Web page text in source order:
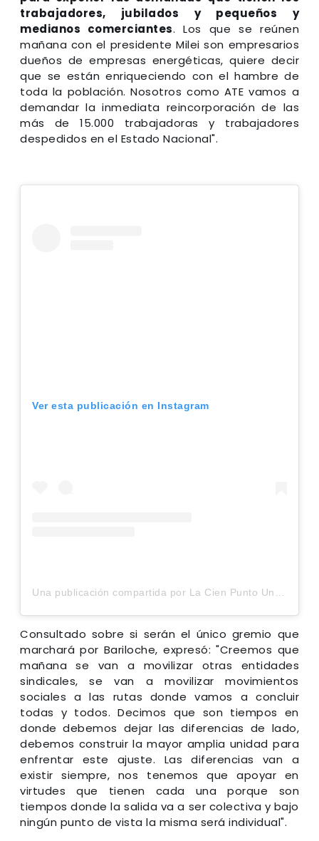
trabajadores, jubilados y pequeños y
medianos comerciantes. Los que se reúnen
mañana con el presidente Milei son empresarios
dueños de empresas energéticas, quiere decir
que se están enriqueciendo con el hambre de
toda la población. Nosotros como ATE vamos a
demandar la inmediata reincorporación de las
más de 15.000 trabajadoras y trabajadores
despedidos en el Estado Nacional".
Ver esta publicación en Instagram
Consultado sobre si serán el único gremio que
marchará por Bariloche, expresó: "Creemos que
mañana se van a movilizar otras entidades
sindicales, se van a movilizar movimientos
sociales a las rutas donde vamos a concluir
todas y todos. Decimos que son tiempos en
donde debemos dejar las diferencias de lado,
debemos construir la mayor amplia unidad para
enfrentar este ajuste. Las diferencias van a
existir siempre, nos tenemos que apoyar en
virtudes que tienen cada una porque son
tiempos donde la salida va a ser colectiva y bajo
ningún punto de vista la misma será individual".